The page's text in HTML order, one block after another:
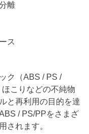
離
ス
ク（ABS / PS /
こりなどの不純物
と再利用の目的を達
/ PS/PPをさまざ
されます。